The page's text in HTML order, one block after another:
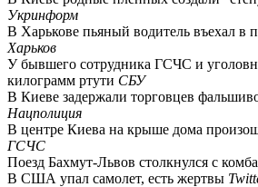
Укринформ
В Харькове пьяный водитель въехал в
Харьков
У бывшего сотрудника ГСЧС и
килограмм ртути СБУ
В Киеве задержали торговцев
Нацполиция
В центре Киева на крыше дома
ГСЧС
Поезд Бахмут-Львов столкнулся с
В США упал самолет, есть жертвы